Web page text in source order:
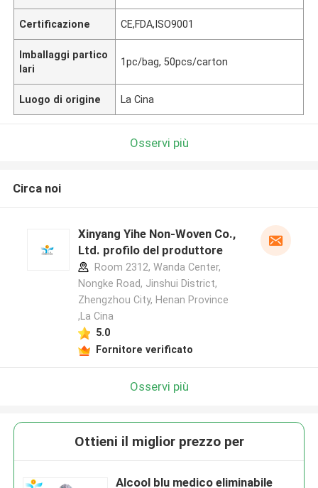
Certificazione CE,FDA,ISO9001
Imballaggi partico
lari
1pc/bag, 50pcs/carton
Luogo di origine La Cina
Osservi più
Circa noi
Xinyang Yihe Non-Woven Co.,
Ltd. profilo del produttore
Room 2312, Wanda Center,
Nongke Road, Jinshui District,
Zhengzhou City, Henan Province
,La Cina
5.0
Fornitore verificato
Osservi più
Ottieni il miglior prezzo per
Alcool blu medico eliminabile